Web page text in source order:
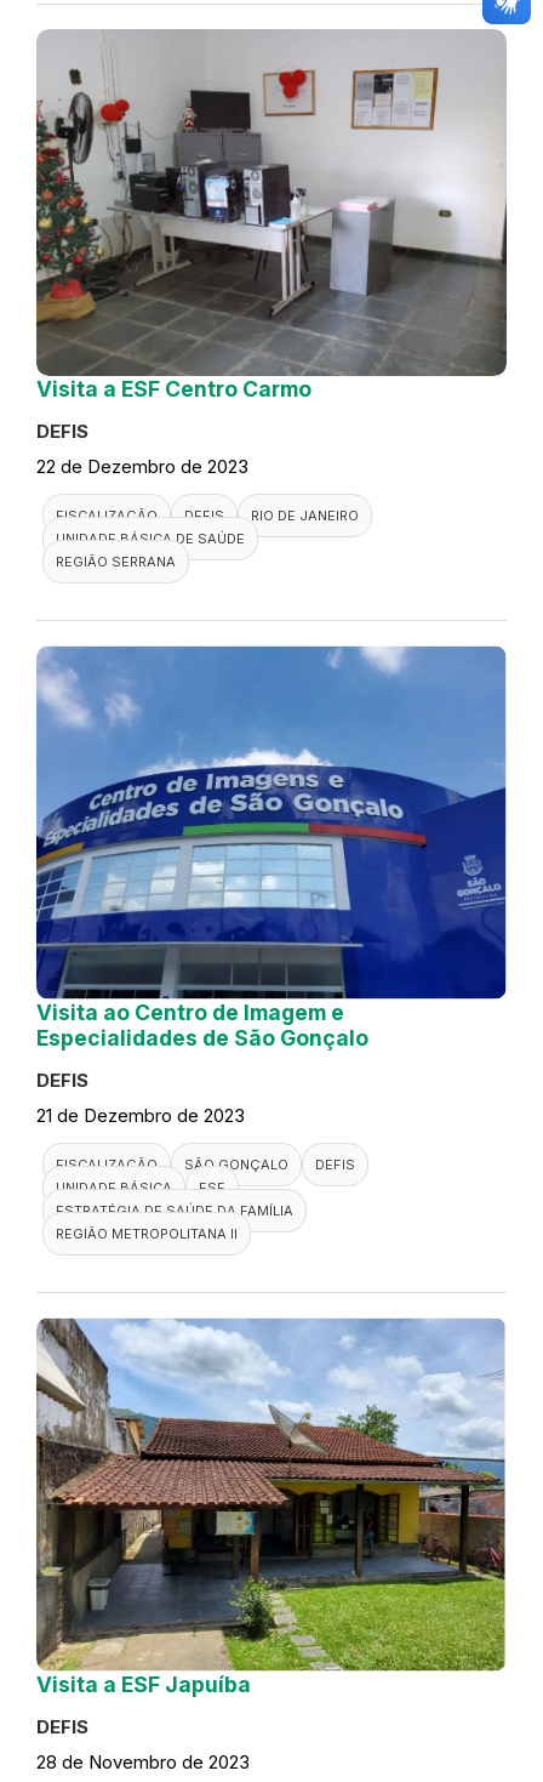
Visita a ESF Centro Carmo
DEFIS
22 de Dezembro de 2023
FISCALIZAÇÃO DEFIS
RIO DE JANEIRO
UNIDADE BÁSICA DE SAÚDE
REGIÃO SERRANA
Visita ao Centro de Imagem e
Especialidades de São Gonçalo
DEFIS
21 de Dezembro de 2023
FISCALIZAÇÃO SÃO GONÇALO
DEFIS
UNIDADE BÁSICA
ESF
ESTRATÉGIA DE SAÚDE DA FAMÍLIA
REGIÃO METROPOLITANA II
Visita a ESF Japuíba
DEFIS
28 de Novembro de 2023